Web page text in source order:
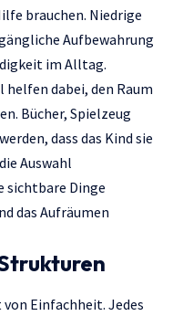
brauchen. Niedrige
Aufbewahrung
im Alltag.
helfen dabei, den Raum
Bücher, Spielzeug
dass das Kind sie
Auswahl
sichtbare Dinge
das Aufräumen
Einfachheit. Jedes